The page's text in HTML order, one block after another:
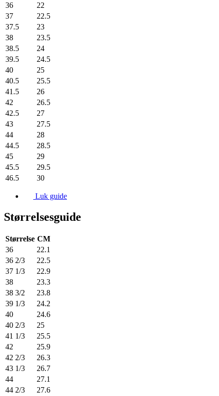
36
22
37
22.5
37.5
23
38
23.5
38.5
24
39.5
24.5
40
25
40.5
25.5
41.5
26
42
26.5
42.5
27
43
27.5
44
28
44.5
28.5
45
29
45.5
29.5
46.5
30
Luk guide
Størrelsesguide
Størrelse CM
36
22.1
36 2/3
22.5
37 1/3
22.9
38
23.3
38 3/2
23.8
39 1/3
24.2
40
24.6
40 2/3
25
41 1/3
25.5
42
25.9
42 2/3
26.3
43 1/3
26.7
44
27.1
44 2/3
27.6